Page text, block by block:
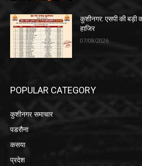
कुशीनगर: एसपी की बड़ी
हाजिर
07/08/2026
POPULAR CATEGORY
कुशीनगर समाचार
पडरौना
कसया
प्रदेश